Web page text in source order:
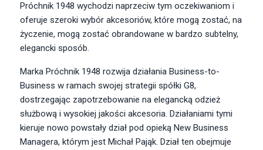
Próchnik 1948 wychodzi naprzeciw tym oczekiwaniom i
oferuje szeroki wybór akcesoriów, które mogą zostać, na
życzenie, mogą zostać obrandowane w bardzo subtelny,
elegancki sposób.
Marka Próchnik 1948 rozwija działania Business-to-
Business w ramach swojej strategii spółki G8,
dostrzegając zapotrzebowanie na elegancką odzież
służbową i wysokiej jakości akcesoria. Działaniami tymi
kieruje nowo powstały dział pod opieką New Business
Managera, którym jest Michał Pająk. Dział ten obejmuje